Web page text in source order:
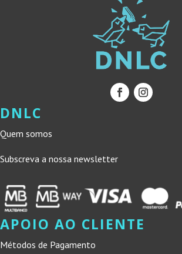
DNLC
Quem somos
Subscreva a nossa newsletter
APOIO AO CLIENTE
Métodos de Pagamento